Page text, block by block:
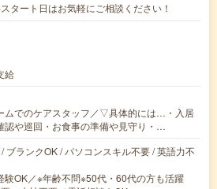
タート日はお気軽にご相談ください！
給
ムでのケアスタッフ／▽具体的には…・入居
認や巡回・お食事の準備や見守り・…
ブランクOK / パソコンスキル不要 / 英語力不
験OK／※年齢不問※50代・60代の方も活躍